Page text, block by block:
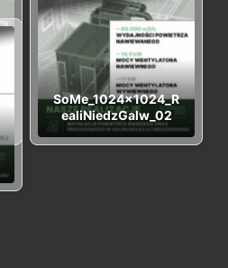
SoMe_1024x1024_R
ealiNiedzGalw_02